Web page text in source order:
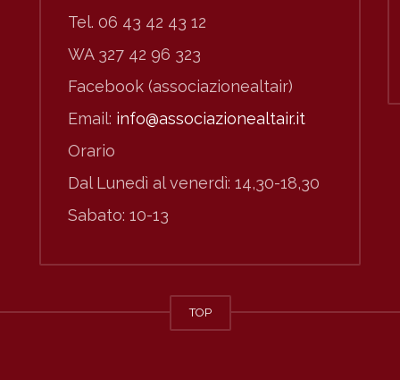
Tel. 06 43 42 43 12
WA 327 42 96 323
Facebook (associazionealtair)
Email: info@associazionealtair.it
Orario
Dal Lunedì al venerdì: 14,30-18,30
Sabato: 10-13
TOP